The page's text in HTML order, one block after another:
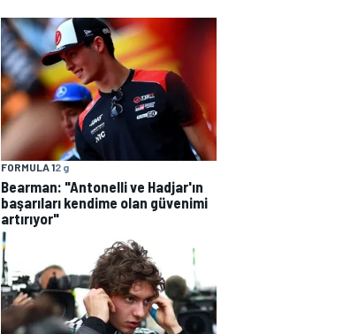
FORMULA 12 g
Bearman: "Antonelli ve Hadjar'ın
başarıları kendime olan güvenimi
artırıyor"